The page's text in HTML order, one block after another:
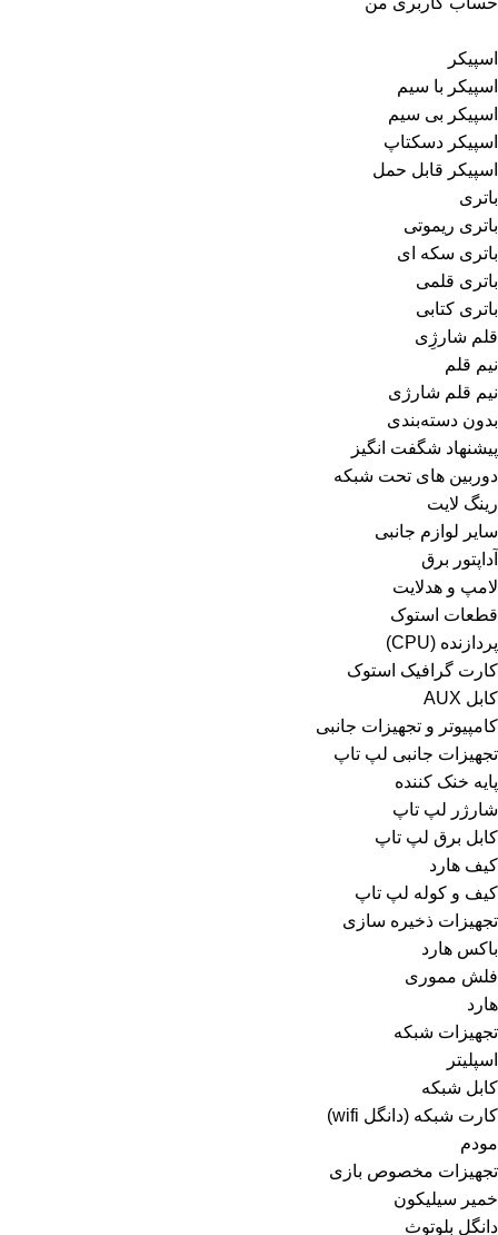
اسپیکر
اسپیکر با سیم
اسپیکر بی سیم
اسپیکر دسکتاپ
اسپیکر قابل حمل
باتری
باتری ریموتی
باتری سکه ای
باتری قلمی
باتری کتابی
قلم شارژِی
نیم قلم
نیم قلم شارژی
بدون دسته‌بندی
پیشنهاد شگفت انگیز
دوربین های تحت شبکه
رینگ لایت
سایر لوازم جانبی
آداپتور برق
لامپ و هدلایت
قطعات استوک
پردازنده (CPU)
کارت گرافیک استوک
کابل AUX
کامپیوتر و تجهیزات جانبی
تجهیزات جانبی لپ تاپ
پایه خنک کننده
شارژر لپ تاپ
کابل برق لپ تاپ
کیف هارد
کیف و کوله لپ تاپ
تجهیزات ذخیره سازی
باکس هارد
فلش مموری
هارد
تجهیزات شبکه
اسپلیتر
کابل شبکه
کارت شبکه (دانگل wifi)
مودم
تجهیزات مخصوص بازی
خمیر سیلیکون
دانگل بلوتوث